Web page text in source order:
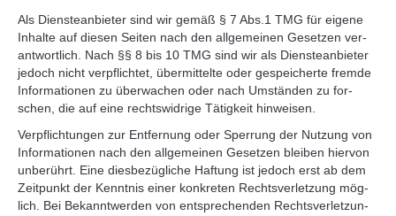
Als Diens­te­an­bie­ter sind wir gemäß § 7 Abs.1 TMG für eige­ne
Inhal­te auf die­sen Sei­ten nach den all­ge­mei­nen Geset­zen ver­
ant­wort­lich. Nach §§ 8 bis 10 TMG sind wir als Diens­te­an­bie­ter
jedoch nicht ver­pflich­tet, über­mit­tel­te oder gespei­cher­te frem­de
Infor­ma­tio­nen zu über­wa­chen oder nach Umstän­den zu for­
schen, die auf eine rechts­wid­ri­ge Tätig­keit hin­wei­sen.
Ver­pflich­tun­gen zur Ent­fer­nung oder Sper­rung der Nut­zung von
Infor­ma­tio­nen nach den all­ge­mei­nen Geset­zen blei­ben hier­von
unbe­rührt. Eine dies­be­züg­li­che Haf­tung ist jedoch erst ab dem
Zeit­punkt der Kennt­nis einer kon­kre­ten Rechts­ver­let­zung mög­
lich. Bei Bekannt­wer­den von ent­spre­chen­den Rechts­ver­let­zun­